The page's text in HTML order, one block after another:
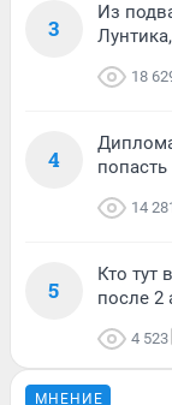
3
Из
18
4
14
5
Кто тут
после 2
4 523
МНЕНИЕ